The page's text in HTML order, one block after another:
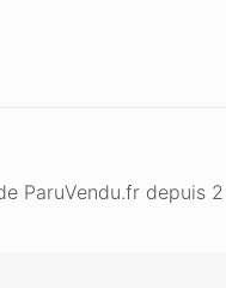
ParuVendu.fr depuis